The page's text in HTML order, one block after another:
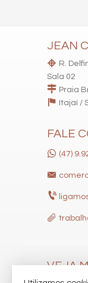
JEAN
R.
Sala 02
Praia
Itajaí /
FALE
(47)
VEJA